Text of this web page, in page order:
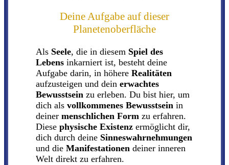
Deine Aufgabe auf dieser
Planetenoberfläche
Als Seele, die in diesem Spiel des
Lebens inkarniert ist, besteht deine
Aufgabe darin, in höhere Realitäten
aufzusteigen und dein erwachtes
Bewusstsein zu erleben. Du bist hier, um
dich als vollkommenes Bewusstsein in
deiner menschlichen Form zu erfahren.
Diese physische Existenz ermöglicht dir,
dich durch deine Sinneswahrnehmungen
und die Manifestationen deiner inneren
Welt direkt zu erfahren.